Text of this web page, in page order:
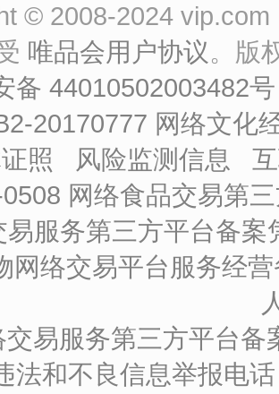
© 2008-2024
唯品会用户协议。版
备 44010502003482
20170777 网络文化
照
风险监测信息
网络食品交易第
易服务第三方平台备
网络交易平台服务经
易服务第三方平台
法和不良信息举报电